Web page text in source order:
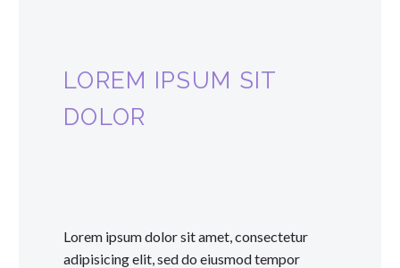
LOREM IPSUM SIT
DOLOR
Lorem ipsum dolor sit amet, consectetur
adipisicing elit, sed do eiusmod tempor